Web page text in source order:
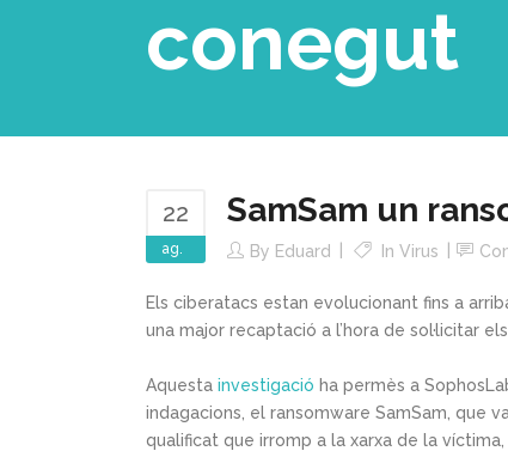
conegut
22
ag.
SamSam un
By Eduard In Virus
Els ciberatacs estan evolucionant fins a
una major recaptació a l’hora de sol·licitar
Aquesta investigació ha permès a
indagacions, el ransomware SamSam, que
qualificat que irromp a la xarxa de la